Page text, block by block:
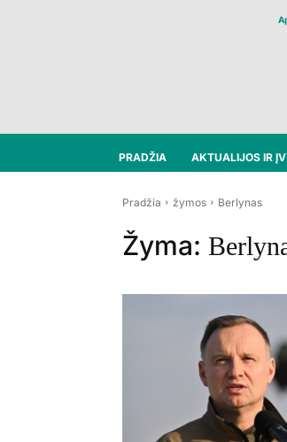
PRADŽIA AKTUALIJOS IR
Pradžia žymos Berlynas
Žyma: